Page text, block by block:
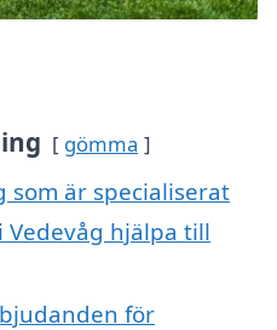
gömma
som är specialiserat
hjälpa till
för